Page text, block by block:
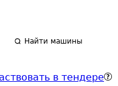
Найти машины
в тендере